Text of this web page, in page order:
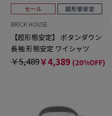
BRICK HOUSE
【超形態安定】 ボタンダウン
長袖 形態安定 ワイシャツ
￥5,489￥4,389 (20%OFF)